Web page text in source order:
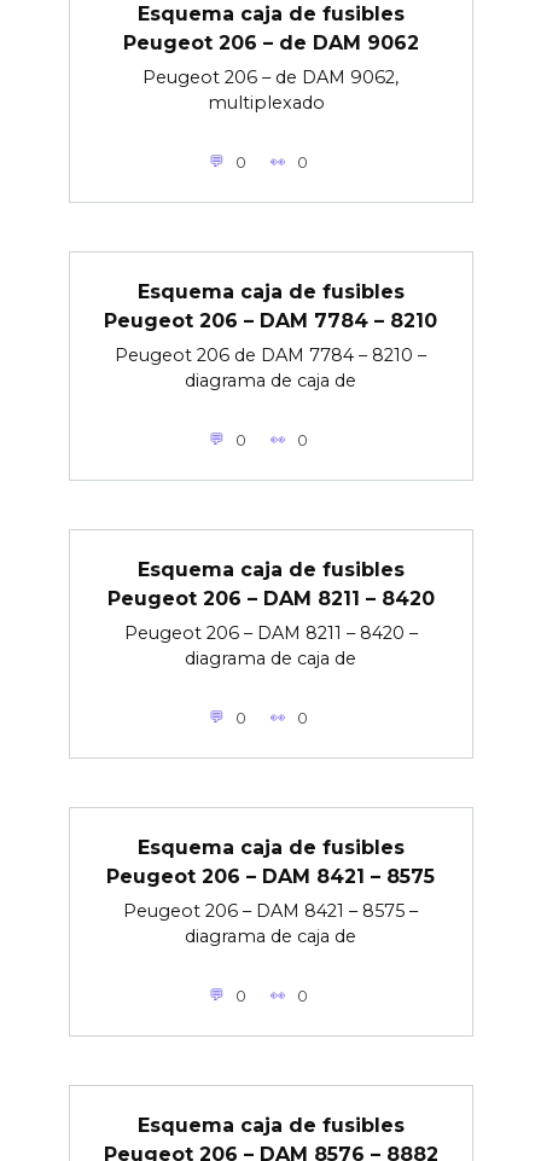
Esquema caja de fusibles
Peugeot 206 – de DAM 9062
Peugeot 206 – de DAM 9062,
multiplexado
0 0
Esquema caja de fusibles
Peugeot 206 – DAM 7784 – 8210
Peugeot 206 de DAM 7784 – 8210 –
diagrama de caja de
0 0
Esquema caja de fusibles
Peugeot 206 – DAM 8211 – 8420
Peugeot 206 – DAM 8211 – 8420 –
diagrama de caja de
0 0
Esquema caja de fusibles
Peugeot 206 – DAM 8421 – 8575
Peugeot 206 – DAM 8421 – 8575 –
diagrama de caja de
0 0
Esquema caja de fusibles
Peugeot 206 – DAM 8576 – 8882